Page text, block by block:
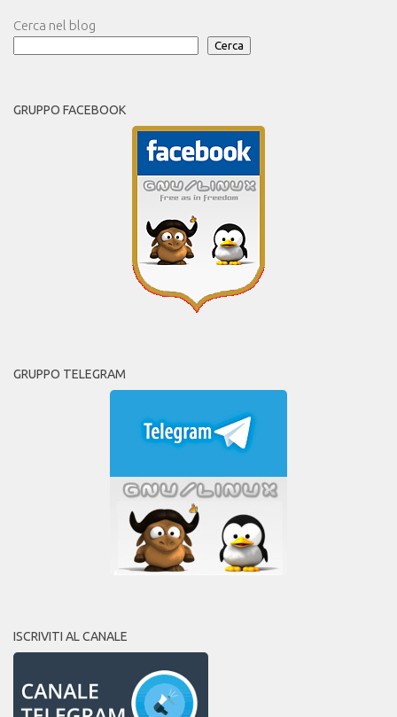
Cerca nel blog
Cerca
GRUPPO FACEBOOK
GRUPPO TELEGRAM
ISCRIVITI AL CANALE